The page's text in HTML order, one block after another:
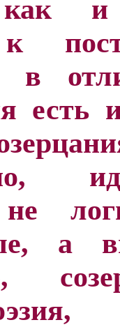
как
в
есть
а